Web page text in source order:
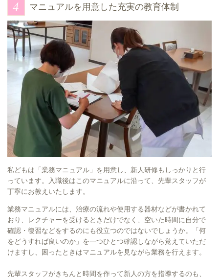
マニュアルを用意した充実の教育体制
私どもは「業務マニュアル」を用意し、新人研修もしっかりと行
っています。入職後はこのマニュアルに沿って、先輩スタッフが
丁寧にお教えいたします。
業務マニュアルには、治療の流れや使用する器材などが書かれて
おり、レクチャーを受けるときだけでなく、空いた時間に自分で
確認・復習などをするのにも役立つのではないでしょうか。「何
をどうすれば良いのか」を一つひとつ確認しながら覚えていただ
けますし、困ったときはマニュアルを見ながら業務を行えます。
先輩スタッフがきちんと時間を作って新人の方を指導するのも、